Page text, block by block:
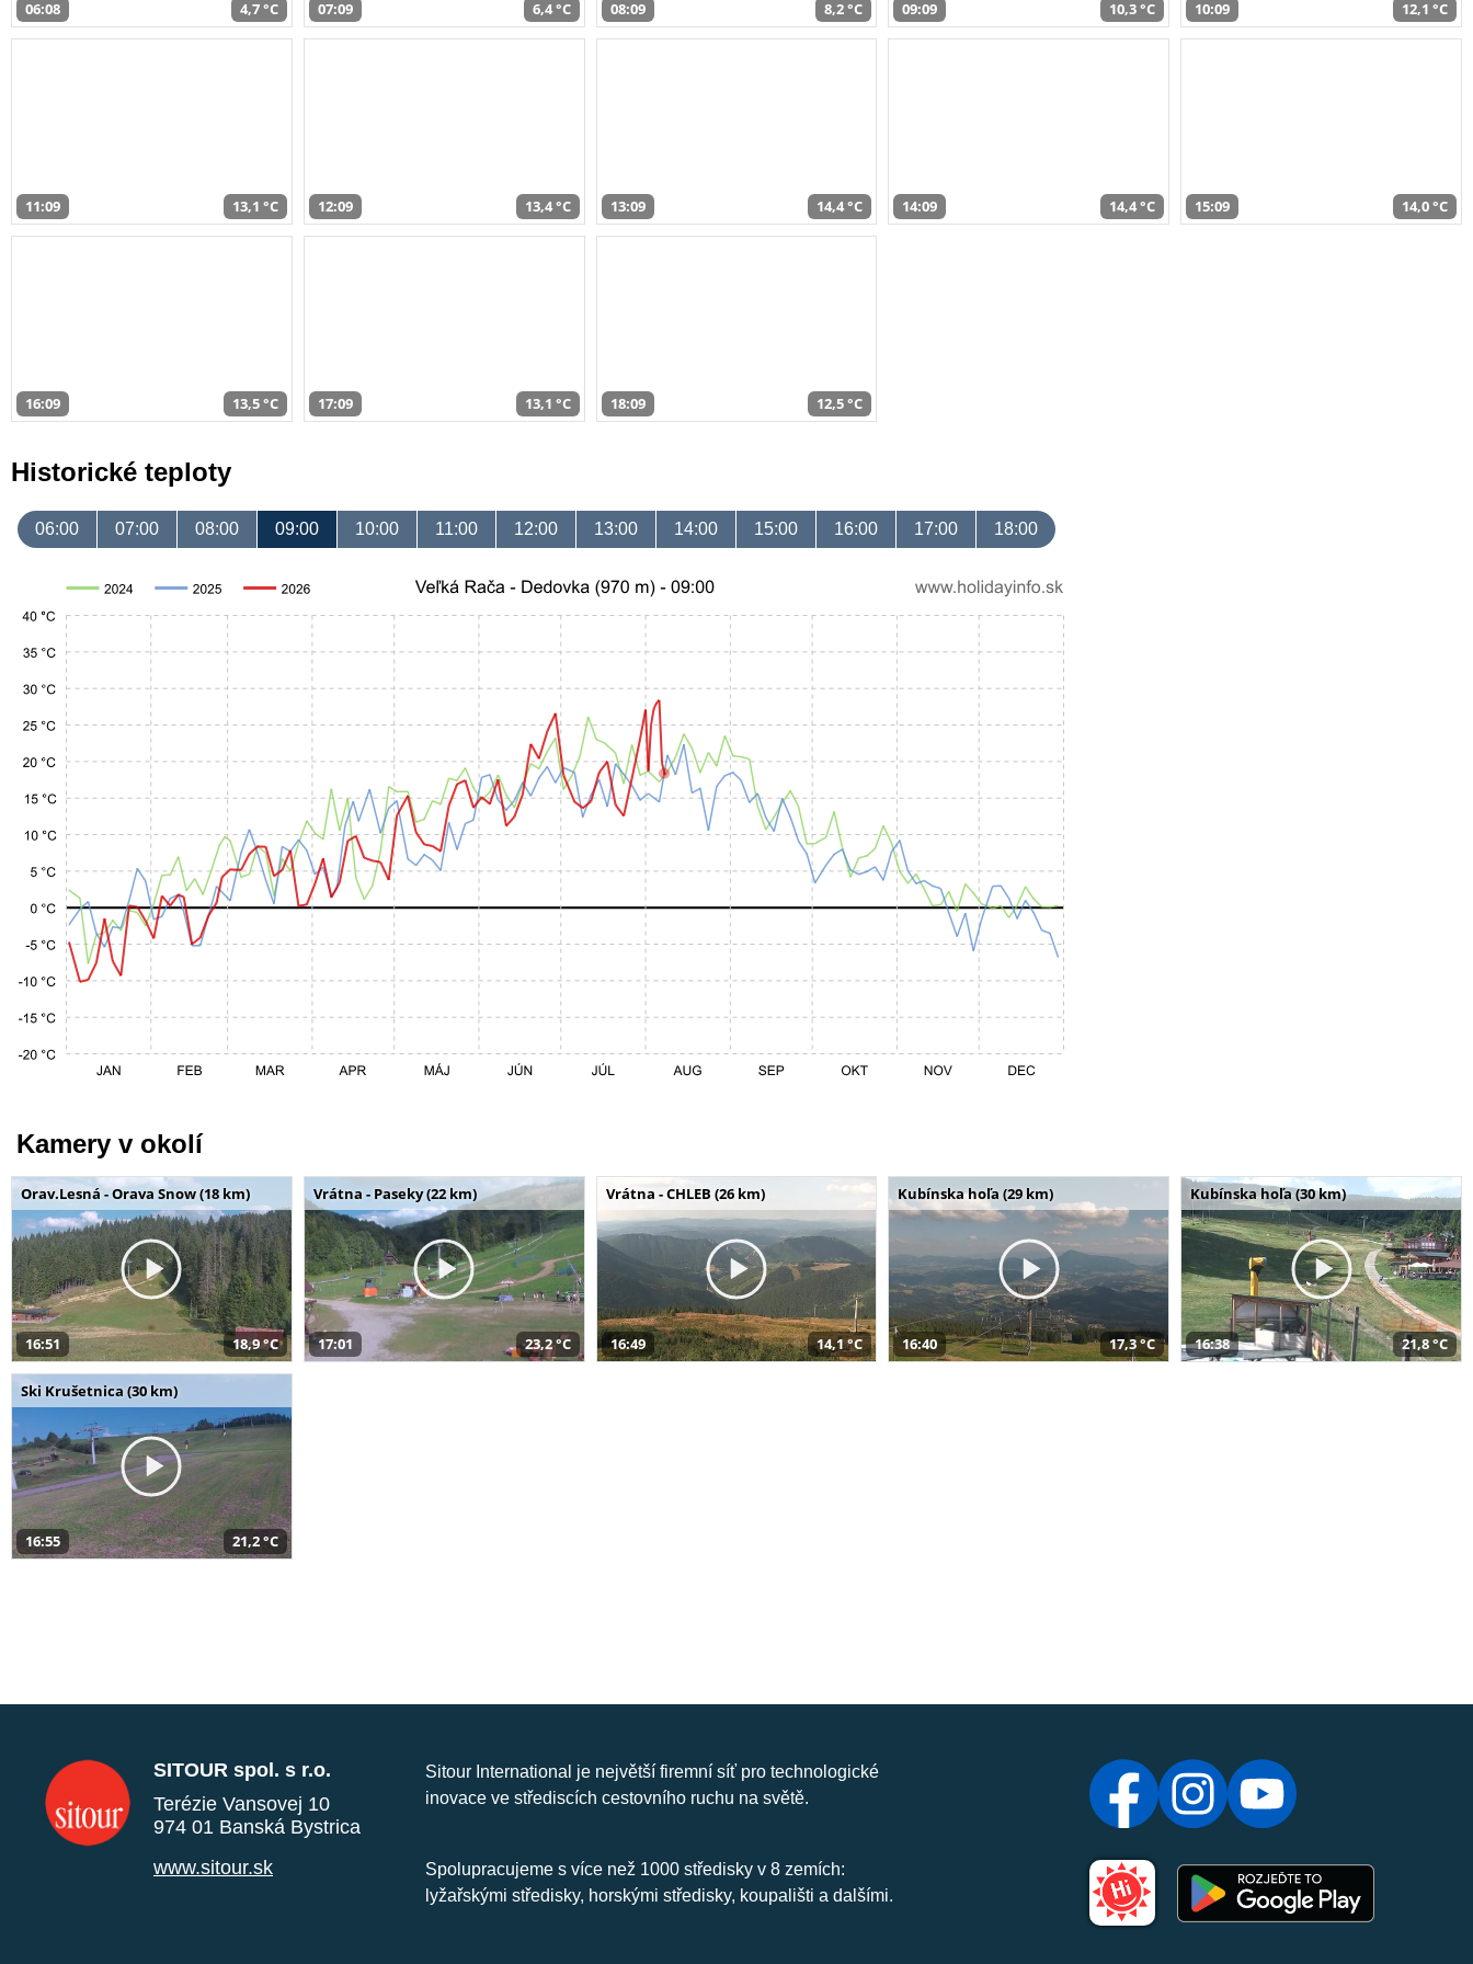
06:08 4,7 °C 07:09 6,4 °C 08:09 8,2 °C 09:09 10,3 °C 10:09 12,1 °C
11:09 13,1 °C 12:09 13,4 °C 13:09 14,4 °C 14:09 14,4 °C 15:09 14,0 °C
16:09 13,5 °C 17:09 13,1 °C 18:09 12,5 °C
Historické teploty
06:00 07:00 08:00 09:00 10:00 11:00 12:00 13:00 14:00 15:00 16:00 17:00 18:00
Kamery v okolí
Orav.Lesná - Orava Snow (18 km)
16:51 18,9 °C
Vrátna - Paseky (22 km)
17:01 23,2 °C
Vrátna - CHLEB (26 km)
16:49 14,1 °C
Kubínska hoľa (29 km)
16:40 17,3 °C
Kubínska hoľa (30 km)
16:38 21,8 °C
Ski Krušetnica (30 km)
16:55 21,2 °C
SITOUR spol. s r.o.
Terézie Vansovej 10
974 01 Banská Bystrica
www.sitour.sk
Sitour International je největší firemní síť pro technologické
inovace ve střediscích cestovního ruchu na světě.
Spolupracujeme s více než 1000 středisky v 8 zemích:
lyžařskými středisky, horskými středisky, koupališti a dalšími.